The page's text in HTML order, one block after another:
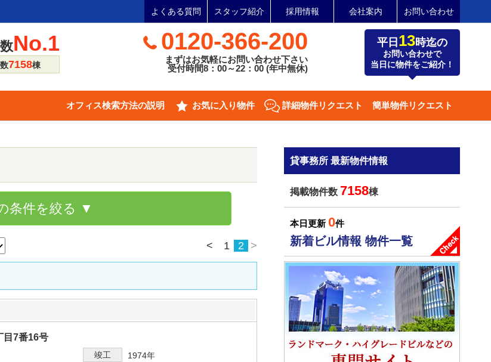
よくある質問 スタッフ紹介 採用情報 会社案内 お問い合わせ
No.1
7158棟
0120-366-200
まずはお気軽にお問い合わせ下さい
受付時間8：00～22：00 (年中無休)
平日 13時迄の
お問い合わせで
当日に物件をご紹介！
オフィス検索方法の説明 お気に入り物件 詳細物件リクエスト 簡単物件リクエスト
条件を絞る ▼
< 1 2 >
目7番16号
竣工
1974年
貸事務所 最新物件情報
掲載物件数 7158棟
本日更新 0件
新着ビル情報 物件一覧